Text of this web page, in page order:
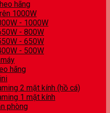
hãng
1000W
- 1000W
- 800W
- 650W
- 500W
hãng
2 mặt kính (hồ cá)
1 mặt kính
phòng